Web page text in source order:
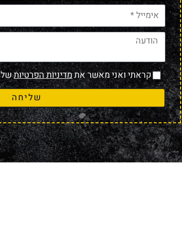
קראתי ואני מאשר אתמדיניות הפרטיותשל
שליחה